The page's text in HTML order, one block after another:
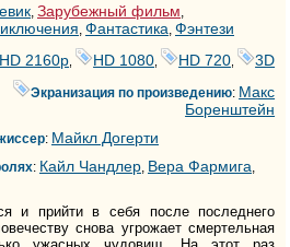
Зарубежный фильм
Фантастика Фэнтези
HD 2160р
HD 1080 HD 720 3D
Экранизация по произведению: Макс
Боренштейн
: Майкл Догерти
: Кайл Чандлер Вера Фармига
и прийти в себя после последнего
снова угрожает смертельная